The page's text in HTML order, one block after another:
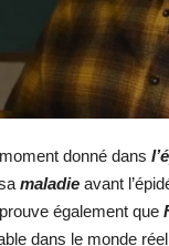
donné dans
maladie avant
également que
dans le monde